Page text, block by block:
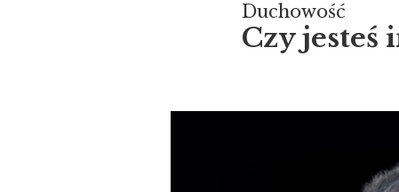
Duchowość
Czy jesteś